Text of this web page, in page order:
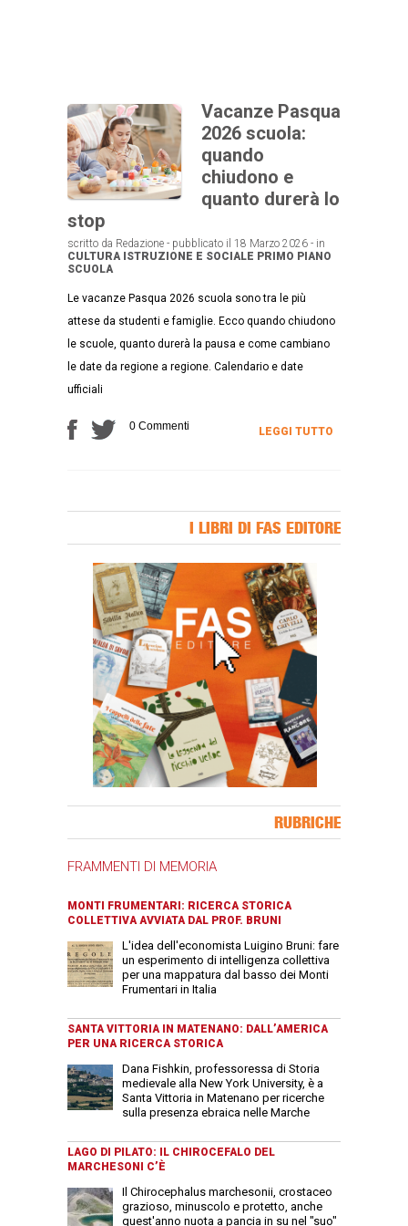
Vacanze Pasqua
2026 scuola:
quando
chiudono e
quanto durerà lo
stop
scritto da Redazione - pubblicato il 18 Marzo 2026 - in
CULTURA ISTRUZIONE E SOCIALE PRIMO PIANO
SCUOLA
Le vacanze Pasqua 2026 scuola sono tra le più
attese da studenti e famiglie. Ecco quando chiudono
le scuole, quanto durerà la pausa e come cambiano
le date da regione a regione. Calendario e date
ufficiali
0 Commenti LEGGI TUTTO
I LIBRI DI FAS EDITORE
RUBRICHE
FRAMMENTI DI MEMORIA
MONTI FRUMENTARI: RICERCA STORICA
COLLETTIVA AVVIATA DAL PROF. BRUNI
L'idea dell'economista Luigino Bruni: fare
un esperimento di intelligenza collettiva
per una mappatura dal basso dei Monti
Frumentari in Italia
SANTA VITTORIA IN MATENANO: DALL’AMERICA
PER UNA RICERCA STORICA
Dana Fishkin, professoressa di Storia
medievale alla New York University, è a
Santa Vittoria in Matenano per ricerche
sulla presenza ebraica nelle Marche
LAGO DI PILATO: IL CHIROCEFALO DEL
MARCHESONI C’È
Il Chirocephalus marchesonii, crostaceo
grazioso, minuscolo e protetto, anche
quest'anno nuota a pancia in su nel "suo"